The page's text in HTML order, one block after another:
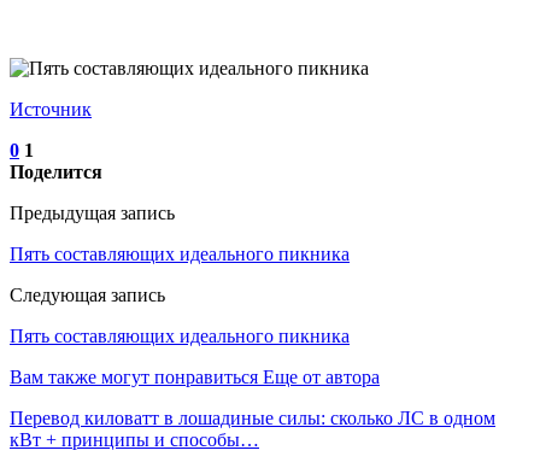
Источник
0 1
Поделится
Предыдущая запись
Пять составляющих идеального пикника
Следующая запись
Пять составляющих идеального пикника
Вам также могут понравиться Еще от автора
Перевод киловатт в лошадиные силы: сколько ЛС в одном
кВт + принципы и способы…